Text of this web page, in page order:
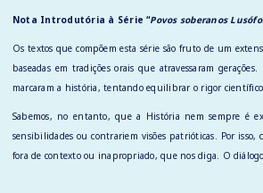
Nota Introdutória à Série “Povos soberanos
Os textos que compõem esta série são fruto de um
baseadas em tradições orais que atravessaram
marcaram a história, tentando equilibrar o rigor
Sabemos, no entanto, que a História nem sempre é
sensibilidades ou contrariem visões patrióticas. Por
fora de contexto ou inapropriado, que nos diga. O